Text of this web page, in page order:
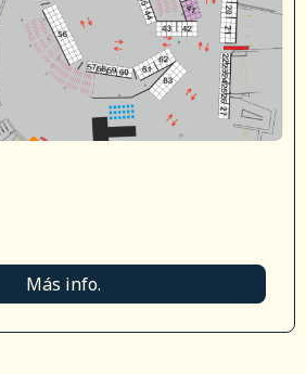
Más info.